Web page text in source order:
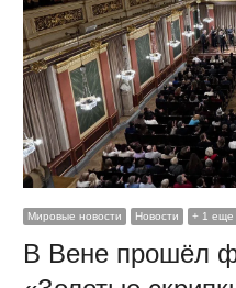
Мировые новости Новости + 1 еще
В Вене прошёл